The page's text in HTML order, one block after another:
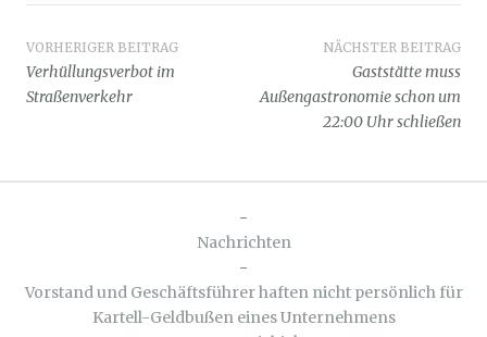
Beitragsnavigation
VORHERIGER BEITRAG
Verhüllungsverbot im
Straßenverkehr
NÄCHSTER BEITRAG
Gaststätte muss
Außengastronomie schon um
22:00 Uhr schließen
-
Nachrichten
-
Vorstand und Geschäftsführer haften nicht persönlich für
Kartell-Geldbußen eines Unternehmens